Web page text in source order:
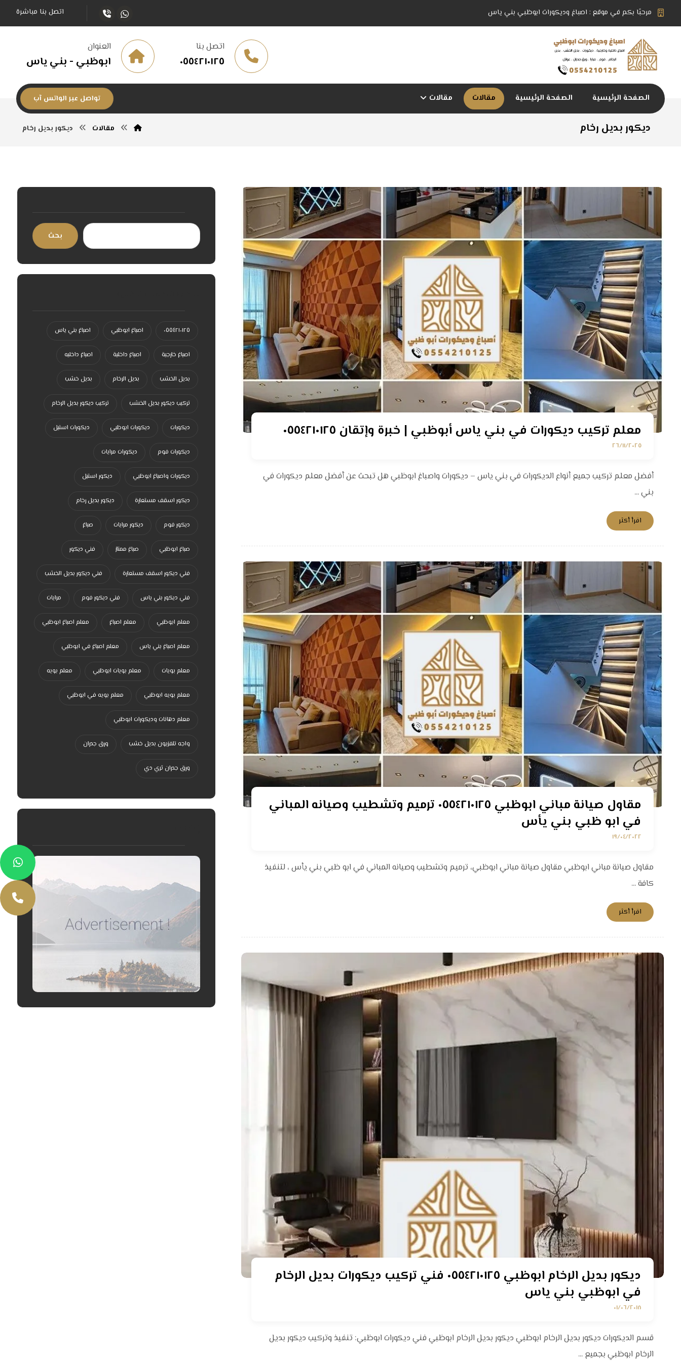
مرحبًا بكم في موقع : اصباغ وديكورات ابوظبي بني ياس اتصل بنا مباشرة
العنوان
ابوظبي - بني ياس
اتصل بنا
٠٥٥٤٢١٠١٢٥
الصفحة الرئيسية الصفحة الرئيسية مقالات مقالات تواصل عبر الواتس آب
ديكور بديل رخام مقالات ديكور بديل رخام
معلم تركيب ديكورات في بني ياس أبوظبي | خبرة وإتقان ٠٥٥٤٢١٠١٢٥
٢٦/١١/٢٠٢٥
أفضل معلم تركيب جميع أنواع الديكورات في بني ياس – ديكورات واصباغ ابوظبي هل تبحث عن أفضل معلم ديكورات في
بني ...
اقرأ أكثر
مقاول صيانة مباني ابوظبي ٠٥٥٤٢١٠١٢٥ ترميم وتشطيب وصيانه المباني
في ابو ظبي بني يأس
١٩/٠٤/٢٠٢٢
مقاول صيانة مباني ابوظبي مقاول صيانة مباني ابوظبي، ترميم وتشطيب وصيانه المباني في ابو ظبي بني يأس ، لتنفيذ
كافة ...
اقرأ أكثر
ديكور بديل الرخام ابوظبي ٠٥٥٤٢١٠١٢٥ فني تركيب ديكورات بديل الرخام
في ابوظبي بني ياس
٠١/٠٦/٢٠١٨
قسم الديكورات ديكور بديل الرخام ابوظبي ديكور بديل الرخام ابوظبي فني ديكورات ابوظبي: تنفيذ وتركيب ديكور بديل
الرخام ابوظبي بجميع ...
بحث
٠٥٥٤٢١٠١٢٥ اصباغ ابوظبي اصباغ بني ياس
اصباغ خارجية اصباغ داخلية اصباغ داخليه
بديل الخشب بديل الرخام بديل خشب
تركيب ديكور بديل الخشب تركيب ديكور بديل الرخام
ديكورات ديكورات ابوظبي ديكورات استيل
ديكورات فوم ديكورات مرايات
ديكورات واصباغ ابوظبي ديكور استيل
ديكور اسقف مستعارة ديكور بديل رخام
ديكور فوم ديكور مرايات صباغ
صباغ ابوظبي صباغ ممتاز فني ديكور
فني ديكور اسقف مستعارة فني ديكور بديل الخشب
فني ديكور بني ياس فني ديكور فوم مرايات
معلم ابوظبي معلم اصباغ معلم اصباغ ابوظبي
معلم اصباغ بني ياس معلم اصباغ في ابوظبي
معلم بويات معلم بويات ابوظبي معلم بويه
معلم بويه ابوظبي معلم بويه في ابوظبي
معلم دهانات وديكورات ابوظبي
واجه تلفزيون بديل خشب ورق جدران
ورق جدران ثري دي